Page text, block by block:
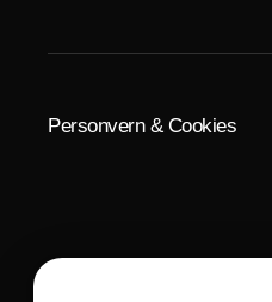
Personvern & Cookies